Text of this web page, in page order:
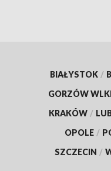
BIAŁYSTOK /
GORZÓW
KRAKÓW /
OPOLE /
SZCZECIN /